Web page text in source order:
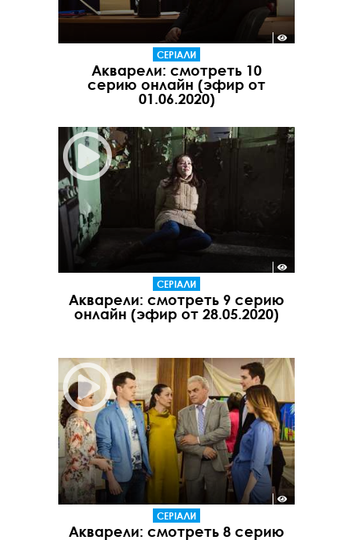
СЕРІАЛИ
Акварели: смотреть 10
серию онлайн (эфир от
01.06.2020)
СЕРІАЛИ
Акварели: смотреть 9 серию
онлайн (эфир от 28.05.2020)
СЕРІАЛИ
Акварели: смотреть 8 серию